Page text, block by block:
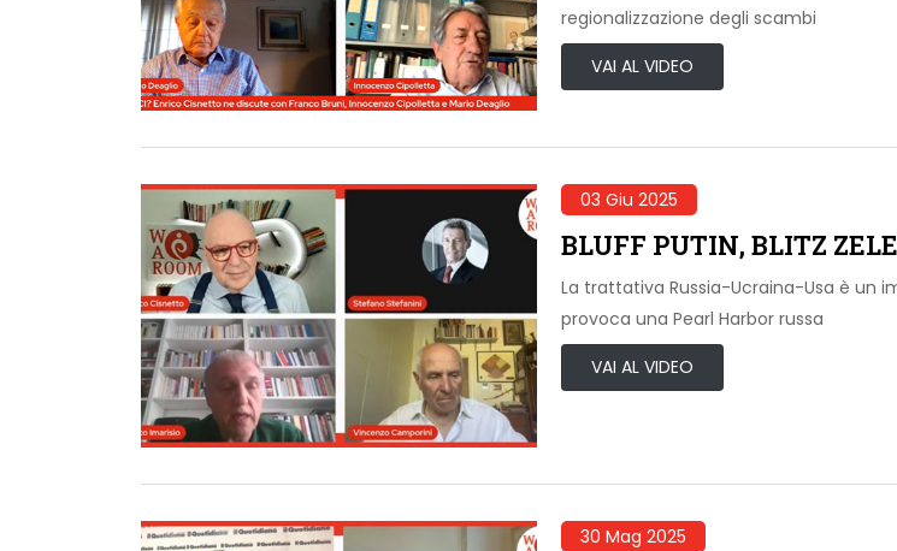
regionalizzazione degli scambi
VAI AL VIDEO
03 Giu 2025
BLUFF PUTIN, BLITZ
La trattativa Russia-Ucraina-Usa è un
provoca una Pearl Harbor russa
VAI AL VIDEO
30 Mag 2025